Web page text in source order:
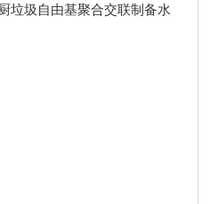
垃圾自由基聚合交联制备水